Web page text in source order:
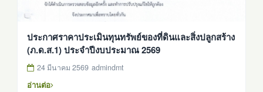
ประกาศราคาประเมินทุนทรัพย์ของที่ดินและสิ่งปลูกสร้าง
(ภ.ด.ส.1) ประจำปีงบประมาณ 2569
24 มีนาคม 2569 admindmt
อ่านต่อ